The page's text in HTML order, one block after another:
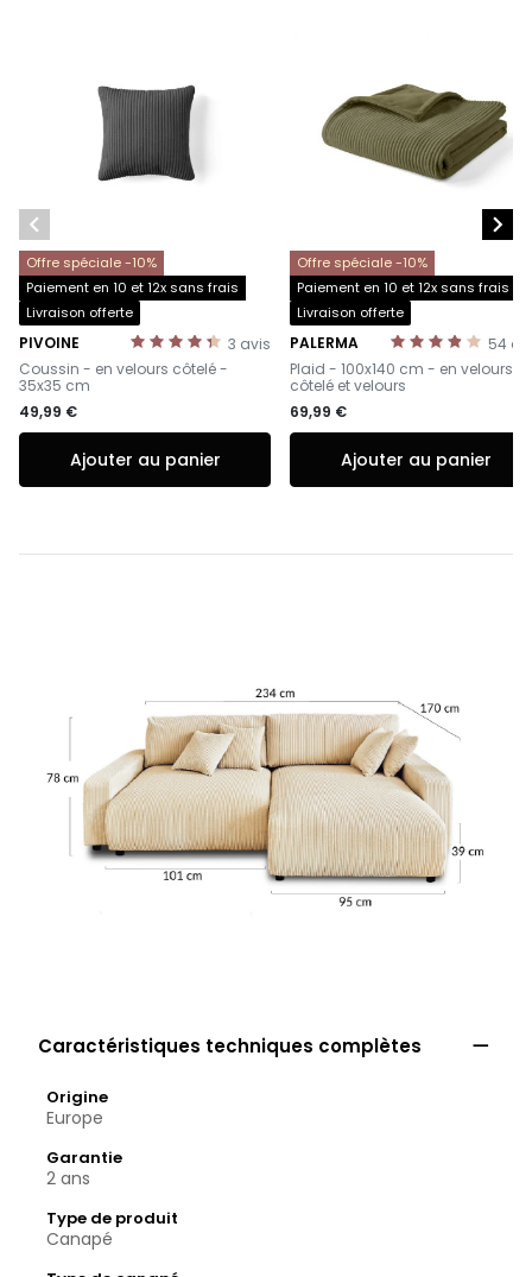
Offre spéciale -10%
Paiement en 10 et 12x sans frais
Livraison offerte
3 avis
PIVOINE
-
Coussin - en velours côtelé -
35x35 cm
49,99 €
Ajouter au panier
Offre spéciale -10%
Paiement en 10 et 12x sans frais
Livraison offerte
54
PALERMA
-
Plaid - 100x140 cm - en velours
côtelé et velours
69,99 €
Ajouter au panier
 
Caractéristiques techniques complètes 
Origine
Europe
Garantie
2 ans
Type de produit
Canapé